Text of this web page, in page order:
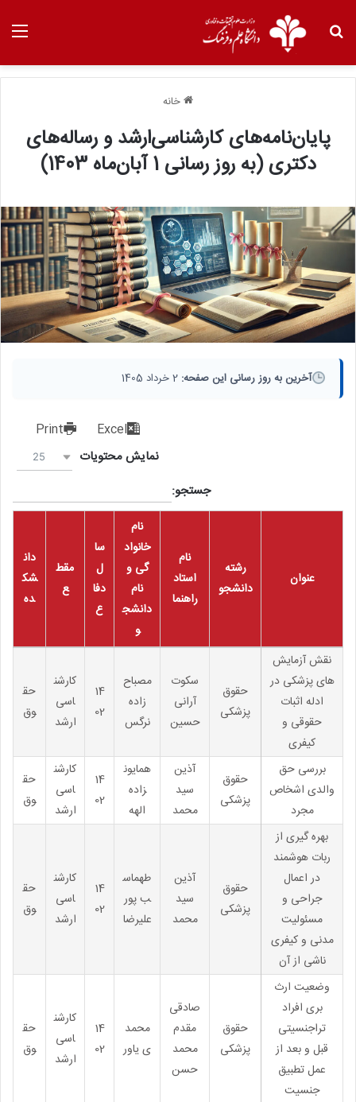
خانه
پایان‌نامه‌های کارشناسی‌ارشد و رساله‌های
دکتری (به روز رسانی 1 آبان‌ماه 1403)
آخرین به روز رسانی این صفحه: 2 خرداد 1405
Print
Excel
نمایش محتویات
25
جستجو:
عنوان
رشته
دانشجو
نام
استاد
راهنما
نام
خانواد
گی و
نام
دانشج
و
سا
ل
دفا
ع
مقط
ع
دان
شک
ده
نقش آزمایش
های پزشکی در
ادله اثبات
حقوقی و
کیفری
حقوق
پزشکی
سکوت
آرانی
حسین
مصباح
زاده
نرگس
14
02
کارشن
اسی
ارشد
حق
وق
بررسی حق
والدی اشخاص
مجرد
حقوق
پزشکی
آذین
سید
محمد
همایون
زاده
الهه
14
02
کارشن
اسی
ارشد
حق
وق
بهره گیری از
ربات هوشمند
در اعمال
جراحی و
مسئولیت
مدنی و کیفری
ناشی از آن
حقوق
پزشکی
آذین
سید
محمد
طهماس
ب پور
علیرضا
14
02
کارشن
اسی
ارشد
حق
وق
وضعیت ارث
بری افراد
تراجنسیتی
قبل و بعد از
عمل تطبیق
جنسیت
حقوق
پزشکی
صادقی
مقدم
محمد
حسن
محمد
ی یاور
14
02
کارشن
اسی
ارشد
حق
وق